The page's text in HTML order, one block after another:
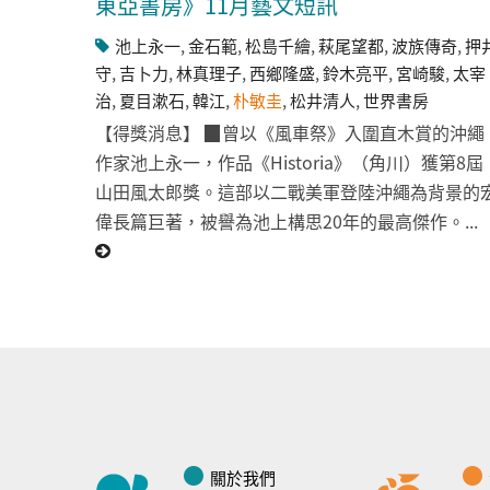
池上永一,金石範,松島千繪,萩尾望都,波族傳奇,押
守,吉卜力,林真理子,西鄉隆盛,鈴木亮平,宮崎駿,太宰
治,夏目漱石,韓江,朴敏圭,松井清人,世界書房
【得獎消息】 ▉曾以《風車祭》入圍直木賞的沖繩
作家池上永一，作品《Historia》（角川）獲第8屆
山田風太郎獎。這部以二戰美軍登陸沖繩為背景的
偉長篇巨著，被譽為池上構思20年的最高傑作。...
關於我們